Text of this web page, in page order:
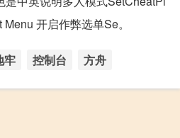
开启作弊选单Se。
牢 控制台 方舟